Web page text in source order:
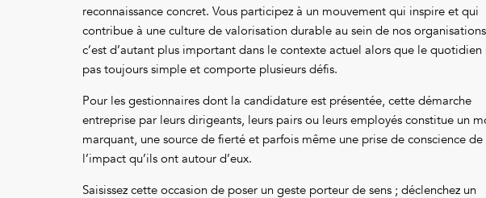
reconnaissance concret. Vous participez à un mouvement qui inspire et qui
contribue à une culture de valorisation durable au sein de nos
c’est d’autant plus important dans le contexte actuel alors que le quotidien
pas toujours simple et comporte plusieurs défis.
Pour les gestionnaires dont la candidature est présentée, cette démarche
entreprise par leurs dirigeants, leurs pairs ou leurs employés constitue un
marquant, une source de fierté et parfois même une prise de conscience de
l’impact qu’ils ont autour d’eux.
Saisissez cette occasion de poser un geste porteur de sens ; déclenchez un